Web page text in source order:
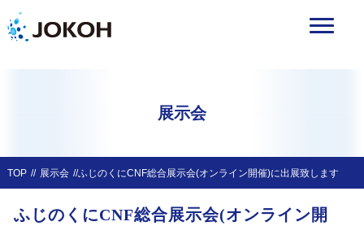
展示会
TOP 展示会 ふじのくにCNF総合展示会(オンライン開催)に出展致します
ふじのくにCNF総合展示会(オンライン開